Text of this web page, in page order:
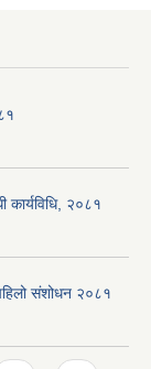
कार्यविधि, २०८१
संशोधन २०८१